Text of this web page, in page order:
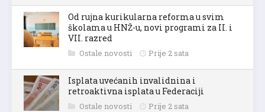
Od rujna kurikularna reforma u svim
školama u HNŽ-u, novi programi za II. i
VII. razred
Ostale novosti Prije 2 sata
Isplata uvećanih invalidnina i
retroaktivna isplata u Federaciji
Ostale novosti Prije 2 sata